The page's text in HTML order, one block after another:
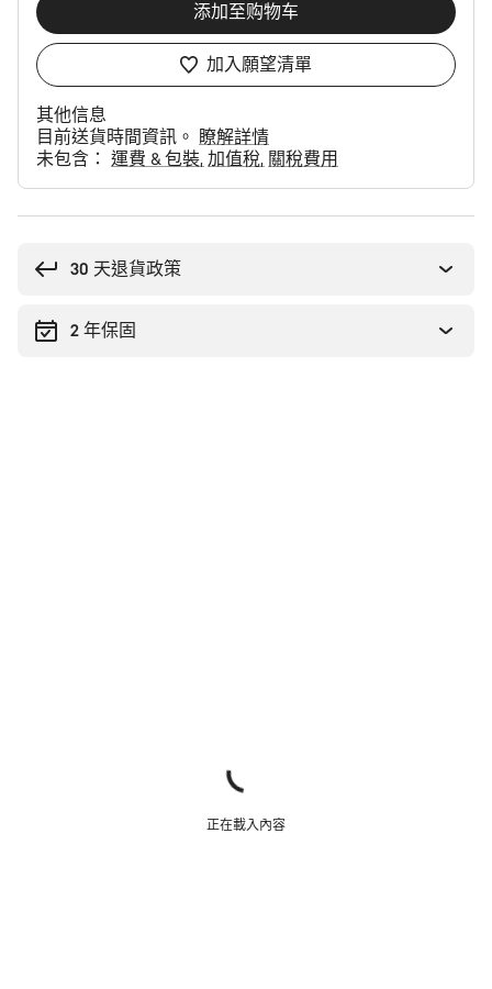
添加至购物车
加入願望清單
其他信息
目前送貨時間資訊。 瞭解詳情
未包含： 運費 & 包裝 加值稅 關稅費用
30 天退貨政策
2 年保固
正在載入內容